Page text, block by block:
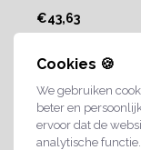
Cookies 🍪
We gebruiken
beter en
ervoor dat de
analytische
€43,63
ca. 1 tot 2